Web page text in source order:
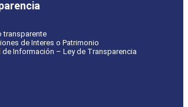
transparente
de Interes o Patrimonio
Información – Ley de Transparencia